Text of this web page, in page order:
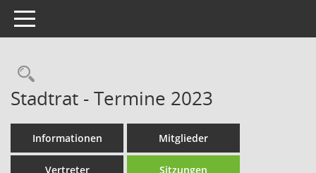
Toggle navigation
Rechercheauswahl
Stadtrat - Termine 2023
Informationen Mitglieder
Vertreter Sitzungen